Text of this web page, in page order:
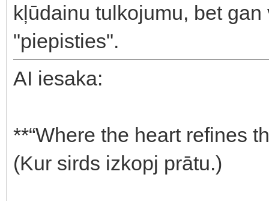
kļūdainu tulkojumu, bet
"piepisties".
AI iesaka:
**“Where the heart refines
(Kur sirds izkopj prātu.)